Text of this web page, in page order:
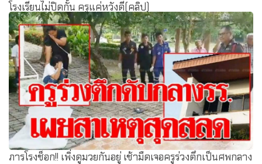
โรงเรียนไม่ปิดกั้น ครูแค่หวังดี(คลิป)
ภารโรงช็อก!! เพิ่งดูมวยกันอยู่ เช้ามืดเจอครูร่วงตึกเป็นศพกลาง